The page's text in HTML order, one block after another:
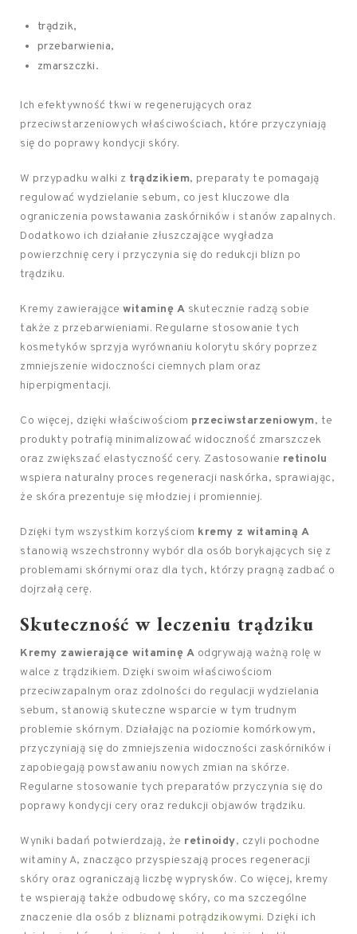
trądzik,
przebarwienia,
zmarszczki.
Ich efektywność tkwi w regenerujących oraz
przeciwstarzeniowych właściwościach, które przyczyniają
się do poprawy kondycji skóry.
W przypadku walki z trądzikiem, preparaty te pomagają
regulować wydzielanie sebum, co jest kluczowe dla
ograniczenia powstawania zaskórników i stanów zapalnych.
Dodatkowo ich działanie złuszczające wygładza
powierzchnię cery i przyczynia się do redukcji blizn po
trądziku.
Kremy zawierające witaminę A skutecznie radzą sobie
także z przebarwieniami. Regularne stosowanie tych
kosmetyków sprzyja wyrównaniu kolorytu skóry poprzez
zmniejszenie widoczności ciemnych plam oraz
hiperpigmentacji.
Co więcej, dzięki właściwościom przeciwstarzeniowym, te
produkty potrafią minimalizować widoczność zmarszczek
oraz zwiększać elastyczność cery. Zastosowanie retinolu
wspiera naturalny proces regeneracji naskórka, sprawiając,
że skóra prezentuje się młodziej i promienniej.
Dzięki tym wszystkim korzyściom kremy z witaminą A
stanowią wszechstronny wybór dla osób borykających się z
problemami skórnymi oraz dla tych, którzy pragną zadbać o
dojrzałą cerę.
Skuteczność w leczeniu trądziku
Kremy zawierające witaminę A odgrywają ważną rolę w
walce z trądzikiem. Dzięki swoim właściwościom
przeciwzapalnym oraz zdolności do regulacji wydzielania
sebum, stanowią skuteczne wsparcie w tym trudnym
problemie skórnym. Działając na poziomie komórkowym,
przyczyniają się do zmniejszenia widoczności zaskórników i
zapobiegają powstawaniu nowych zmian na skórze.
Regularne stosowanie tych preparatów przyczynia się do
poprawy kondycji cery oraz redukcji objawów trądziku.
Wyniki badań potwierdzają, że retinoidy, czyli pochodne
witaminy A, znacząco przyspieszają proces regeneracji
skóry oraz ograniczają liczbę wyprysków. Co więcej, kremy
te wspierają także odbudowę skóry, co ma szczególne
znaczenie dla osób z bliznami potrądzikowymi. Dzięki ich